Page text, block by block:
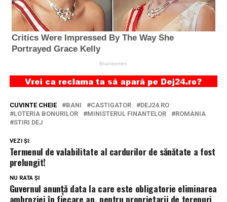
CUVINTE CHEIE BANI CASTIGATOR
DEJ24.RO
LOTERIA BONURILOR
MINISTERUL FINANTELOR
ROMANIA
STIRI DEJ
VEZI ȘI:
Termenul de valabilitate al cardurilor de sănătate a fost
prelungit!
NU RATA ȘI
Guvernul anunţă data la care este obligatorie eliminarea
ambroziei în fiecare an, pentru proprietarii de terenuri